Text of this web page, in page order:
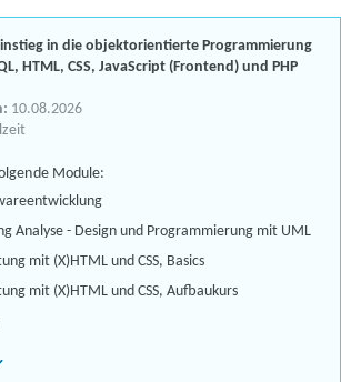
in die objektorientierte Programmierung
HTML, CSS, JavaScript (Frontend) und PHP
10.08.2026
Module:
Analyse - Design und Programmierung mit UML
mit (X)HTML und CSS, Basics
mit (X)HTML und CSS, Aufbaukurs